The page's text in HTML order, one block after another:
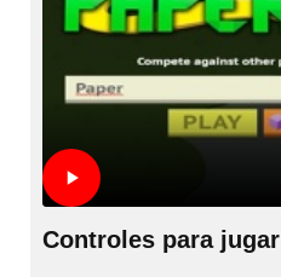
Controles para jugar